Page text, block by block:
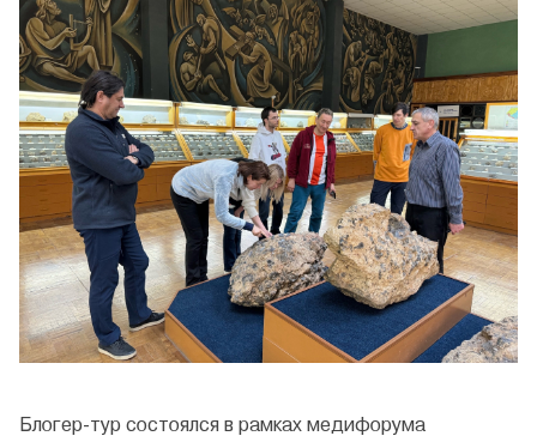
Блогер-тур состоялся в рамках медифорума